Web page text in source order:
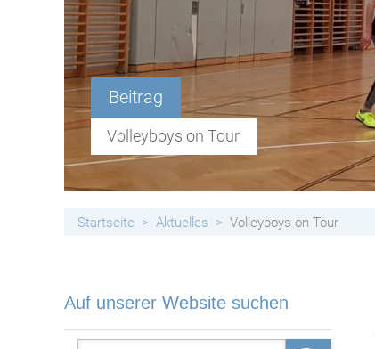
Schulsozialarbeit
Elternverein
Handyfreie Klassen
Beitrag
Volleyboys on Tour
Startseite Aktuelles Volleyboys on Tour
Auf unserer Website suchen
Suche nach: